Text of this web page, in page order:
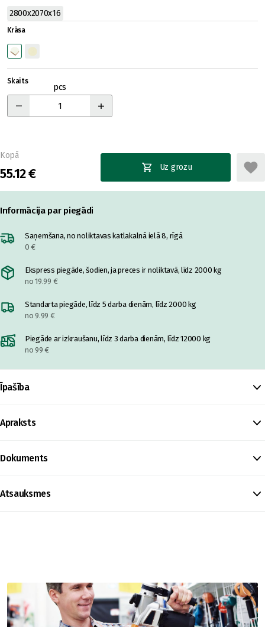
2800x2070x16
Krāsa
Skaits
pcs
Kopā
55.12 € Uz grozu
Informācija par piegādi
Saņemšana, no noliktavas katlakalnā ielā 8, rīgā
0 €
Ekspress piegāde, šodien, ja preces ir noliktavā, līdz 2000 kg
no 19.99 €
Standarta piegāde, līdz 5 darba dienām, līdz 2000 kg
no 9.99 €
Piegāde ar izkraušanu, līdz 3 darba dienām, līdz 12000 kg
no 99 €
Īpašība
Apraksts
Dokuments
Atsauksmes